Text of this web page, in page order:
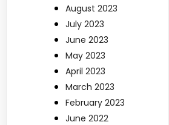
August 2023
July 2023
June 2023
May 2023
April 2023
March 2023
February 2023
June 2022